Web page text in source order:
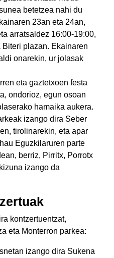
betetzea nahi du
23an eta 24an,
arratsaldez 16:00-19:00,
plazan. Ekainaren
onarekin, ur jolasak
eta gaztetxoen festa
ondorioz, egun osoan
hamaika aukera.
izango dira Seber
tirolinarekin, eta apar
Eguzkilaruren parte
berriz, Pirritx, Porrotx
izango da
kontzertuentzat,
eta Monterron parkea:
izango dira Sukena